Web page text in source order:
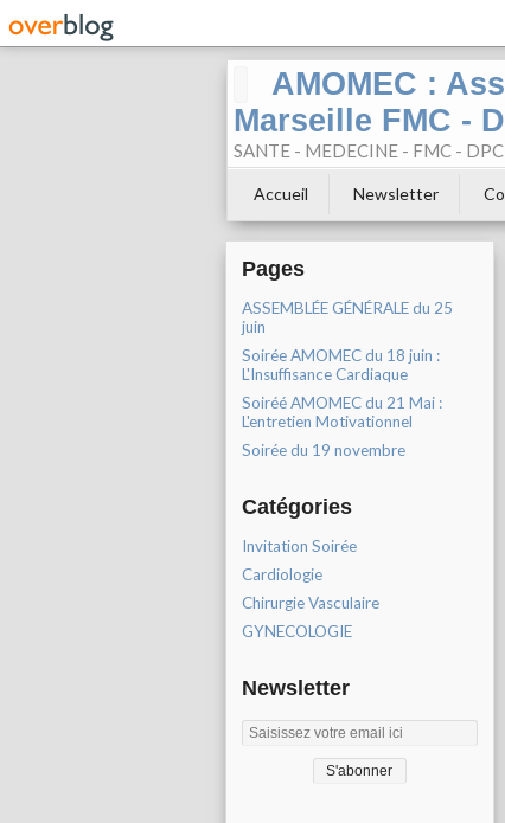
AMOMEC :
Marseille FMC -
SANTE - MEDECINE - FMC - DPC
Accueil Newsletter
Pages
ASSEMBLÉE GÉNÉRALE du 25
juin
Soirée AMOMEC du 18 juin :
L'Insuffisance Cardiaque
Soiréé AMOMEC du 21 Mai :
L'entretien Motivationnel
Soirée du 19 novembre
Catégories
Invitation Soirée
Cardiologie
Chirurgie Vasculaire
GYNECOLOGIE
Newsletter